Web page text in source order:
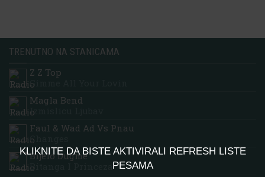
KLIKNITE DA BISTE AKTIVIRALI REFRESH LISTE
PESAMA
TRENUTNO NA STANICAMA
Z Z Top
Gimme All Your Lovin
Magla Bend
Izmislicu Ljubav
Faul & Wad Ad Vs Pnau
Changes
Bijelo Dugme
Bitanga I Princeza